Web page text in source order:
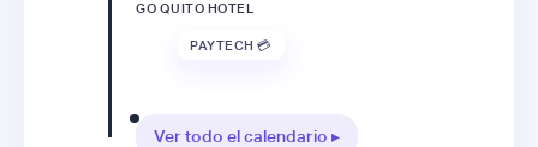
GO QUITO HOTEL
PAYTECH 💳
Ver todo el calendario ▸